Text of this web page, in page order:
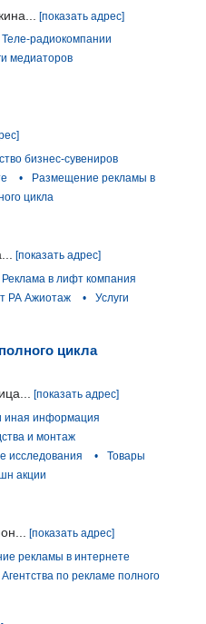
[показать адрес]
Теле-радиокомпании
медиаторов
бизнес-сувениров
•
Размещение рекламы в
цикла
[показать адрес]
Реклама в лифт компания
РА Ажиотаж •
Услуги
цикла
[показать адрес]
иная информация
и монтаж
исследования •
Товары
акции
[показать адрес]
рекламы в интернете
Агентства по рекламе полного